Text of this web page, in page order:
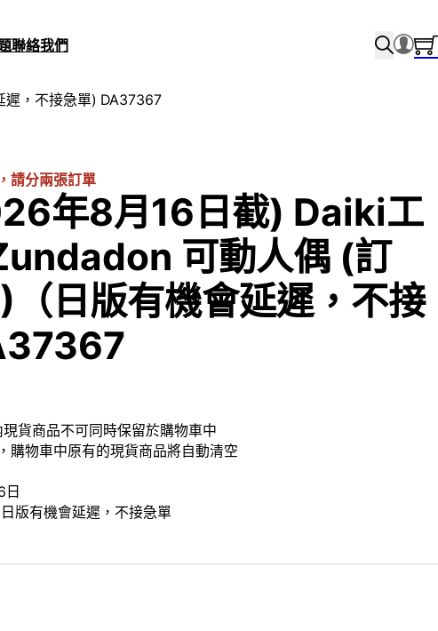
聯絡我們
，不接急單) DA37367
請分兩張訂單
年8月16日截) Daiki工
可動人偶 (訂
日版有機會延遲，不接
貨商品不可同時保留於購物車中
購物車中原有的現貨商品將自動清空
版有機會延遲，不接急單